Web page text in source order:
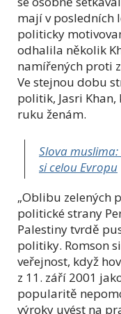
mají v posledních
politicky
odhalila několik
namířených proti
Ve stejnou dobu
politik, Jasri
ruku ženám.
Slova
si celou Evropu
„Oblibu zelených
politické strany
Palestiny tvrdě
politiky. Romson
veřejnost, když
z 11. září 2001
popularitě
výroky uvést na